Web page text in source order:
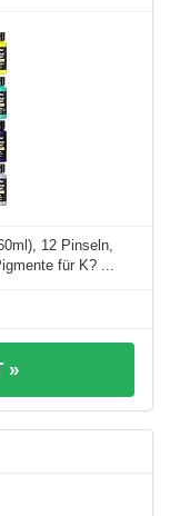
12 Pinseln,
für K? ...
»